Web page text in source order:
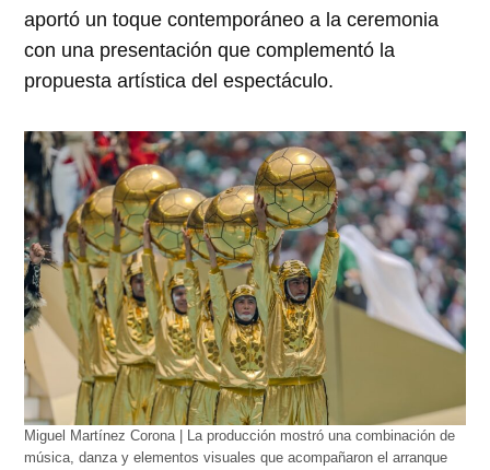
aportó un toque contemporáneo a la ceremonia
con una presentación que complementó la
propuesta artística del espectáculo.
Miguel Martínez Corona | La producción mostró una combinación de
música, danza y elementos visuales que acompañaron el arranque